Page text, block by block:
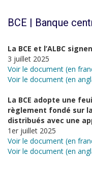
BCE | Banque
La BCE et l’ALBC
3 juillet 2025
Voir le document (en
Voir le document (en
La BCE adopte une
règlement fondé sur
distribués avec une
1er juillet 2025
Voir le document (en
Voir le document (en